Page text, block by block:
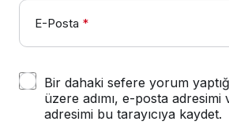
E-Posta *
Bir dahaki sefere yorum
üzere adımı, e-posta adresimi
adresimi bu tarayıcıya kaydet.